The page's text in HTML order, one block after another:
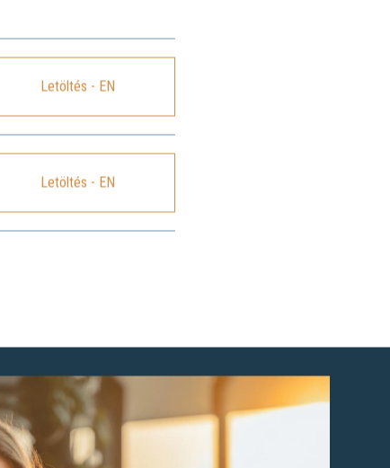
Letöltés - EN
Letöltés - EN